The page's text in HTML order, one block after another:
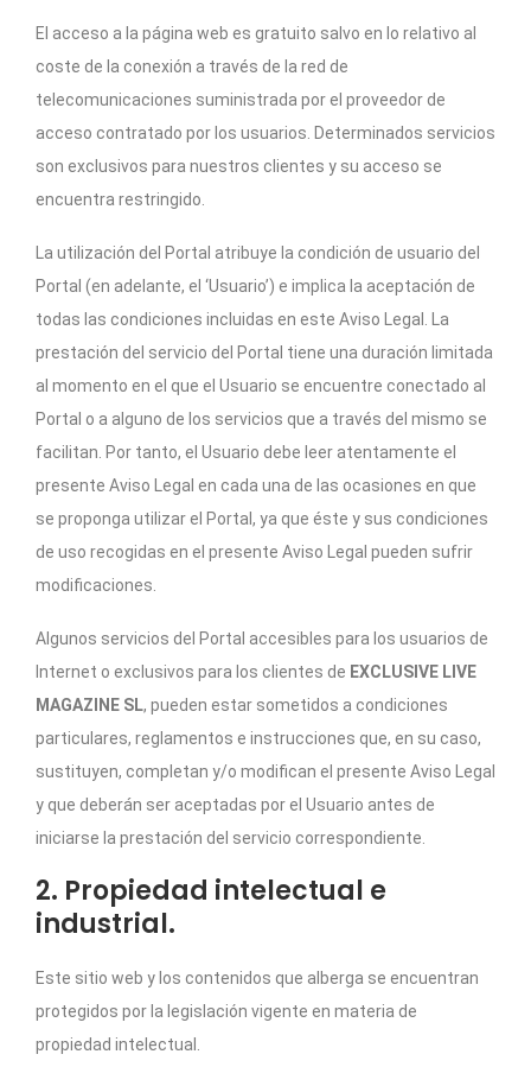
El acceso a la página web es gratuito salvo en lo relativo al
coste de la conexión a través de la red de
telecomunicaciones suministrada por el proveedor de
acceso contratado por los usuarios. Determinados servicios
son exclusivos para nuestros clientes y su acceso se
encuentra restringido.
La utilización del Portal atribuye la condición de usuario del
Portal (en adelante, el ‘Usuario’) e implica la aceptación de
todas las condiciones incluidas en este Aviso Legal. La
prestación del servicio del Portal tiene una duración limitada
al momento en el que el Usuario se encuentre conectado al
Portal o a alguno de los servicios que a través del mismo se
facilitan. Por tanto, el Usuario debe leer atentamente el
presente Aviso Legal en cada una de las ocasiones en que
se proponga utilizar el Portal, ya que éste y sus condiciones
de uso recogidas en el presente Aviso Legal pueden sufrir
modificaciones.
Algunos servicios del Portal accesibles para los usuarios de
Internet o exclusivos para los clientes de EXCLUSIVE LIVE
MAGAZINE SL, pueden estar sometidos a condiciones
particulares, reglamentos e instrucciones que, en su caso,
sustituyen, completan y/o modifican el presente Aviso Legal
y que deberán ser aceptadas por el Usuario antes de
iniciarse la prestación del servicio correspondiente.
2. Propiedad intelectual e
industrial.
Este sitio web y los contenidos que alberga se encuentran
protegidos por la legislación vigente en materia de
propiedad intelectual.